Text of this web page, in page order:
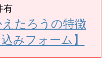
有
えたろうの特徴
みフォーム】